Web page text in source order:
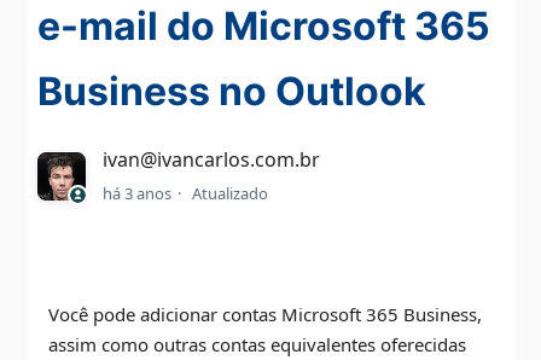
e-mail do Microsoft 365
Business no Outlook
ivan@ivancarlos.com.br
há 3 anos Atualizado
Você pode adicionar contas Microsoft 365 Business,
assim como outras contas equivalentes oferecidas